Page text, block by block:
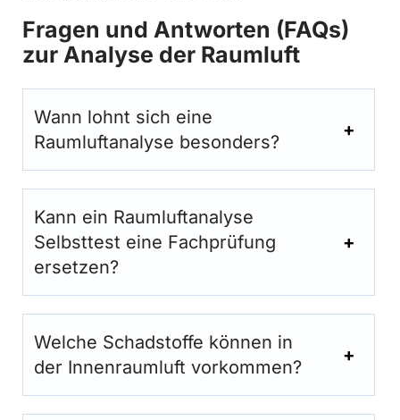
Fragen und Antworten (FAQs)
zur Analyse der Raumluft
Wann lohnt sich eine
Raumluftanalyse besonders?
Kann ein Raumluftanalyse
Selbsttest eine Fachprüfung
ersetzen?
Welche Schadstoffe können in
der Innenraumluft vorkommen?